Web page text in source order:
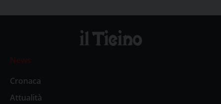
News
Cronaca
Attualità